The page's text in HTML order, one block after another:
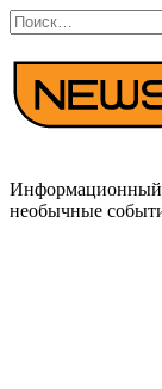
Перейти
к
содержанию
Search
for:
Информационный
необычные